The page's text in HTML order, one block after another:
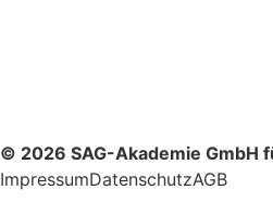
© 2026 SAG-Akademie GmbH
ImpressumDatenschutzAGB